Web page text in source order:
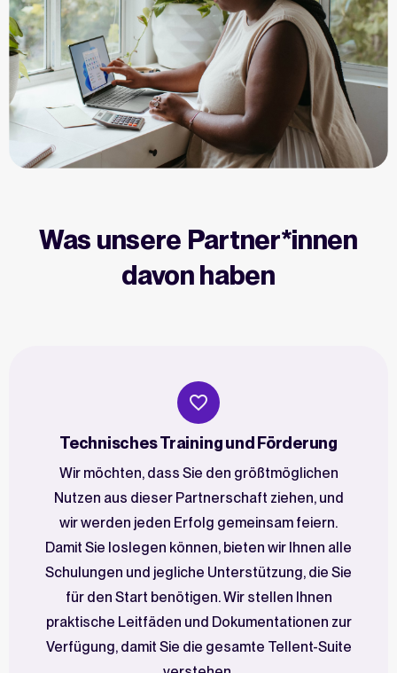
Was unsere Partner*innen
davon haben
Technisches Training und Förderung
Wir möchten, dass Sie den größtmöglichen
Nutzen aus dieser Partnerschaft ziehen, und
wir werden jeden Erfolg gemeinsam feiern.
Damit Sie loslegen können, bieten wir Ihnen alle
Schulungen und jegliche Unterstützung, die Sie
für den Start benötigen. Wir stellen Ihnen
praktische Leitfäden und Dokumentationen zur
Verfügung, damit Sie die gesamte Tellent-Suite